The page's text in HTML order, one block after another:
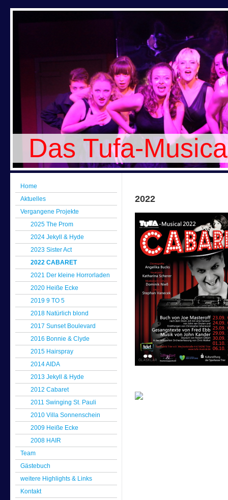
Das Tufa-
Home
Aktuelles
Vergangene Projekte
2025 The Prom
2024 Jekyll & Hyde
2023 Sister Act
2022 CABARET
2021 Der kleine Horrorladen
2020 Heiße Ecke
2019 9 TO 5
2018 Natürlich blond
2017 Sunset Boulevard
2016 Bonnie & Clyde
2015 Hairspray
2014 AIDA
2013 Jekyll & Hyde
2012 Cabaret
2011 Swinging St. Pauli
2010 Villa Sonnenschein
2009 Heiße Ecke
2008 HAIR
Team
Gästebuch
weitere Highlights & Links
Kontakt
2022